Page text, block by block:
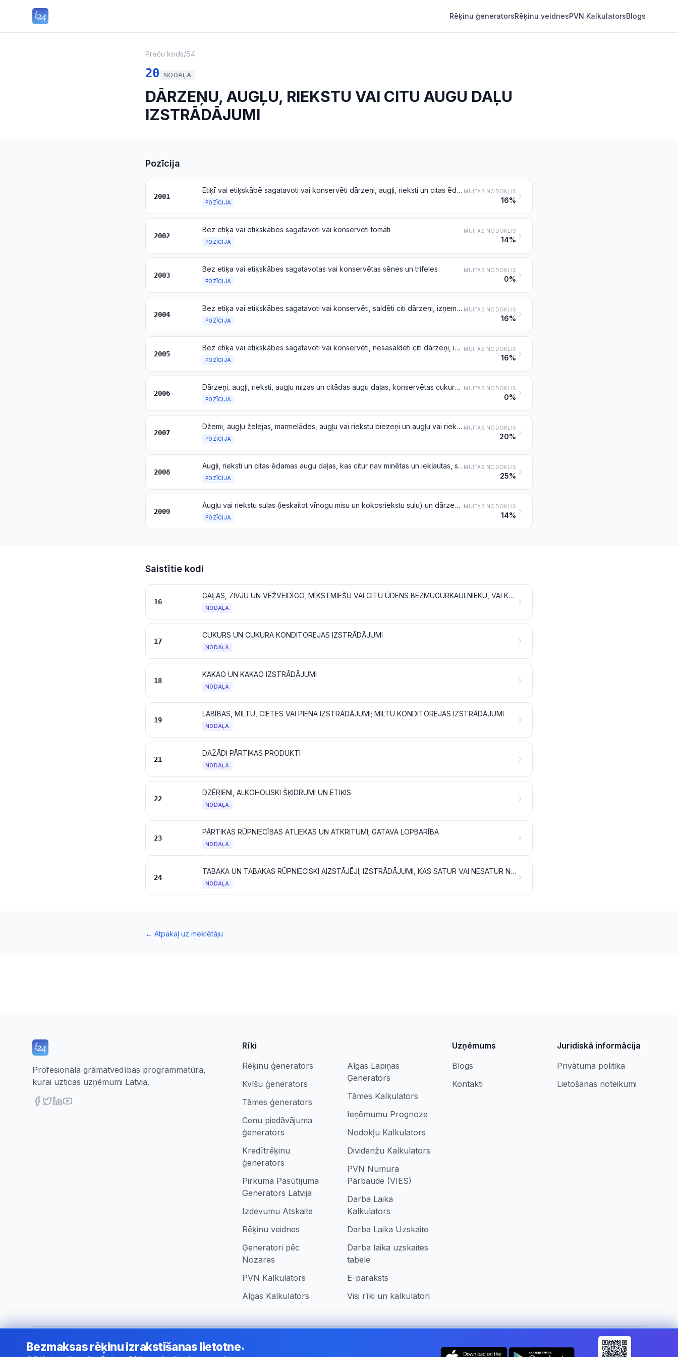
Rēķinu ģeneratorsRēķinu veidnesPVN KalkulatorsBlogs
Preču kods/S4
20 NODAĻA
DĀRZEŅU, AUGĻU, RIEKSTU VAI CITU AUGU DAĻU
IZSTRĀDĀJUMI
Pozīcija
2001
Etiķī vai etiķskābē sagatavoti vai konservēti dārzeņi, augļi, rieksti un citas ēdamas augu daļas
POZĪCIJA
MUITAS NODOKLIS
16%
2002
Bez etiķa vai etiķskābes sagatavoti vai konservēti tomāti
POZĪCIJA
MUITAS NODOKLIS
14%
2003
Bez etiķa vai etiķskābes sagatavotas vai konservētas sēnes un trifeles
POZĪCIJA
MUITAS NODOKLIS
0%
2004
Bez etiķa vai etiķskābes sagatavoti vai konservēti, saldēti citi dārzeņi, izņemot pozīcijā 2006 minētos
POZĪCIJA
MUITAS NODOKLIS
16%
2005
Bez etiķa vai etiķskābes sagatavoti vai konservēti, nesasaldēti citi dārzeņi, izņemot pozīcijā 2006 minētos
POZĪCIJA
MUITAS NODOKLIS
16%
2006
Dārzeņi, augļi, rieksti, augļu mizas un citādas augu daļas, konservētas cukurā (žāvētas, iecukurotas vai glazētas)
POZĪCIJA
MUITAS NODOKLIS
0%
2007
Džemi, augļu želejas, marmelādes, augļu vai riekstu biezeņi un augļu vai riekstu pastas, termiski apstrādātas, ar cukura vai citu saldinātāju piedevu vai bez tās
POZĪCIJA
MUITAS NODOKLIS
20%
2008
Augļi, rieksti un citas ēdamas augu daļas, kas citur nav minētas un iekļautas, sagatavotas vai konservētas ar citu paņēmienu, arī ar cukura vai citu saldinātāju vai spirta piedevu
POZĪCIJA
MUITAS NODOKLIS
25%
2009
Augļu vai riekstu sulas (ieskaitot vīnogu misu un kokosriekstu sulu) un dārzeņu sulas, neraudzētas un bez spirta piedevas, arī ar cukura vai cita saldinātāja piedevu
POZĪCIJA
MUITAS NODOKLIS
14%
Saistītie kodi
16
GAĻAS, ZIVJU UN VĒŽVEIDĪGO, MĪKSTMIEŠU VAI CITU ŪDENS BEZMUGURKAULNIEKU, VAI KUKAIŅU IZSTRĀDĀJUMI
NODAĻA
17
CUKURS UN CUKURA KONDITOREJAS IZSTRĀDĀJUMI
NODAĻA
18
KAKAO UN KAKAO IZSTRĀDĀJUMI
NODAĻA
19
LABĪBAS, MILTU, CIETES VAI PIENA IZSTRĀDĀJUMI; MILTU KONDITOREJAS IZSTRĀDĀJUMI
NODAĻA
21
DAŽĀDI PĀRTIKAS PRODUKTI
NODAĻA
22
DZĒRIENI, ALKOHOLISKI ŠĶIDRUMI UN ETIĶIS
NODAĻA
23
PĀRTIKAS RŪPNIECĪBAS ATLIEKAS UN ATKRITUMI; GATAVA LOPBARĪBA
NODAĻA
24
TABAKA UN TABAKAS RŪPNIECISKI AIZSTĀJĒJI; IZSTRĀDĀJUMI, KAS SATUR VAI NESATUR NIKOTĪNU UN KAS PAREDZĒTI IEELPOŠANAI BEZ SADEGŠANAS; CITI NIKOTĪNU SATUROŠI IZSTRĀDĀJUMI, KAS PAREDZĒTI NIKOTĪNA UZŅEMŠANAI CILVĒKA ORGANISMĀ
NODAĻA
← Atpakaļ uz meklētāju
Profesionāla grāmatvedības programmatūra,
kurai uzticas uzņēmumi Latvia.
Rīki
Rēķinu ģenerators
Kvīšu ģenerators
Tāmes ģenerators
Cenu piedāvājuma
ģenerators
Kredītrēķinu
ģenerators
Pirkuma Pasūtījuma
Generators Latvija
Izdevumu Atskaite
Rēķinu veidnes
Ģeneratori pēc
Nozares
PVN Kalkulators
Algas Kalkulators
Algas Lapiņas
Ģenerators
Tāmes Kalkulators
Ieņēmumu Prognoze
Nodokļu Kalkulators
Dividenžu Kalkulators
PVN Numura
Pārbaude (VIES)
Darba Laika
Kalkulators
Darba Laika Uzskaite
Darba laika uzskaites
tabele
E-paraksts
Visi rīki un kalkulatori
Uzņēmums
Blogs
Kontakti
Juridiskā informācija
Privātuma politika
Lietošanas noteikumi
©2026i24 Limited. All rights reserved.•Uzņēmumiem Latvia Mainīt valsti: Latvia
Bezmaksas rēķinu izrakstīšanas lietotne•